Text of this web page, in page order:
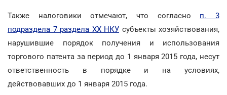
Также налоговики отмечают, что согласно п. 3
подраздела 7 раздела ХХ НКУ субъекты хозяйствования,
нарушившие порядок получения и использования
торгового патента за период до 1 января 2015 года, несут
ответственность в порядке и на условиях,
действовавших до 1 января 2015 года.